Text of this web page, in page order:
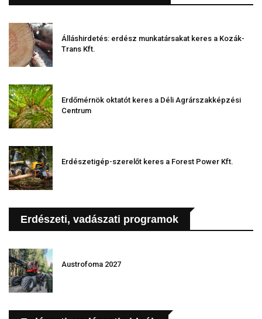
Álláshirdetés: erdész munkatársakat keres a Kozák-
Trans Kft.
Erdőmérnök oktatót keres a Déli Agrárszakképzési
Centrum
Erdészetigép-szerelőt keres a Forest Power Kft.
Erdészeti, vadászati programok
Austrofoma 2027